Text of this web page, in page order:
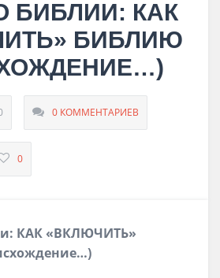
БИБЛИИ: КАК
БИБЛИЮ
0 КОММЕНТАРИЕВ
0
КАК «ВКЛЮЧИТЬ»